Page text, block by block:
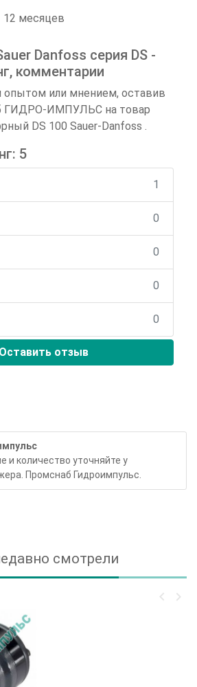
12 месяцев
Danfoss серия DS -
комментарии
или мнением, оставив
ГИДРО-ИМПУЛЬС на товар
DS 100 Sauer-Danfoss .
5
1
0
0
0
0
Оставить отзыв
и количество уточняйте у
Промснаб Гидроимпульс.
смотрели
keyboard_arrow_left keyboard_arrow_right